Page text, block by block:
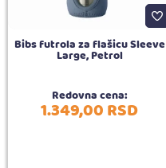
Bibs futrola za flašicu Sleeve
Large, Petrol
Redovna cena:
1.349,00RSD